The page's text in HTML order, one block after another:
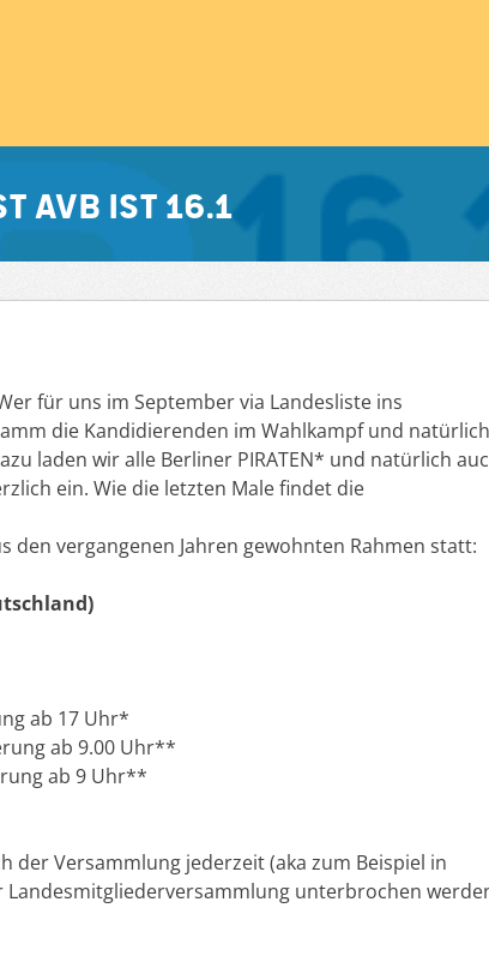
AVB ist 16.1
für uns im September via Landesliste ins
die Kandidierenden im Wahlkampf und
laden wir alle Berliner PIRATEN* und natürlich
ein. Wie die letzten Male findet die
den vergangenen Jahren gewohnten Rahmen statt:
ab 17 Uhr*
ab 9.00 Uhr**
ab 9 Uhr**
Versammlung jederzeit (aka zum Beispiel in
unterbrochen